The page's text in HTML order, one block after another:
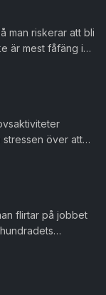
man riskerar att bli
är mest fåfäng i
stressen över att
flirtar på jobbet